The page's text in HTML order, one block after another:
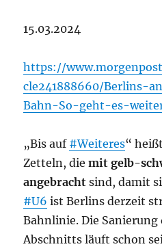
15.03.2024
https://
cle241888660/Berlins-
Bahn-So-geht-es-
„Bis auf #Weiteres“
Zetteln, diemit gelb-
angebracht sind, damit
#U6 ist Berlins derzeit
Bahnlinie. Die
Abschnitts läuft schon